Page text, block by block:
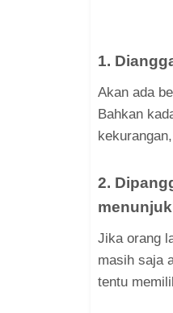
1.
Akan ada
Bahkan
2.
Jika orang
masih saja
tentu